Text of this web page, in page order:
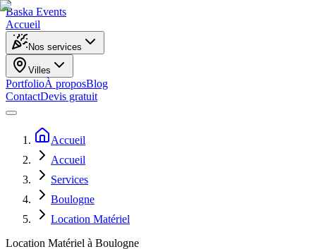
Baska Events
Accueil
Nos services
Villes
PortfolioÀ proposBlog
ContactDevis gratuit
Accueil
Accueil
Services
Boulogne
Location Matériel
Location Matériel à Boulogne